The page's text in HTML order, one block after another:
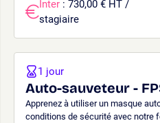
Inter : 730,00 € HT /
stagiaire
Auto-sauveteur -
Apprenez à utiliser un masque
conditions de sécurité avec notre
1 jour